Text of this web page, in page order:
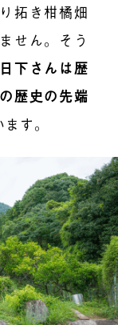
拓き柑橘畑
せん。そう
日下さんは歴
歴史の先端
す。